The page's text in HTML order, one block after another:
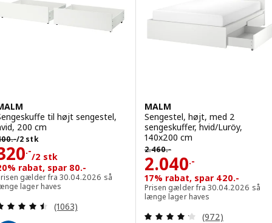
til højt sengestel,
200 cm
.-/2 stk
400.-/2 stk
.-
/2 stk
320.-/2 stk
rabat, spar 80.-
gælder fra 30.04.2026 så
lager haves
Anmeld: 4.5 ud af 5 Stjerner. Anmeldelser i alt:
(1063)
MALM
Sengestel, højt, med 2
sengeskuffer, hvid/Luröy,
140x200 cm
2.460.-
Førpris 2460.-
2.040.-
Pris 2040.-
17% rabat, spar 420.-
Prisen gælder fra 30.04.2026 så
længe lager haves
Anmeld: 4.2 ud
(972)